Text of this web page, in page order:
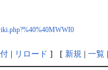
| リロード ] [ 新規 | 一覧